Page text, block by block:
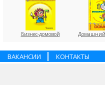
Бизнес-домовой Домашний
ВАКАНСИИ КОНТАКТЫ